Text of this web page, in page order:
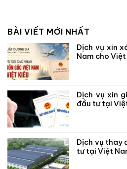
BÀI VIẾT MỚI NHẤT
Dịch vụ xin
Nam cho Việt
Dịch vụ xin
đầu tư tại
Dịch vụ thay
tư tại Việt